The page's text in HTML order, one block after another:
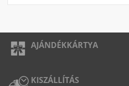
AJÁNDÉKKÁRTYA
KISZÁLLÍTÁS